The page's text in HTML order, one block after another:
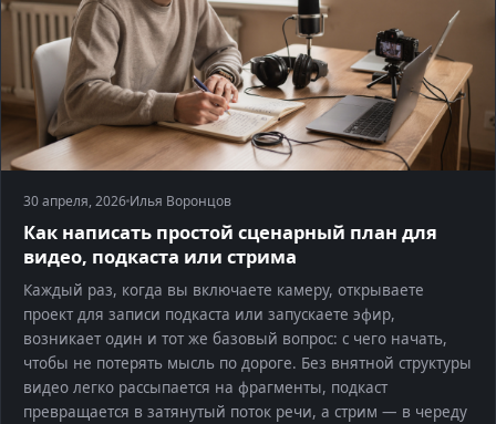
30 апреля, 2026Илья Воронцов
Как написать простой сценарный план для
видео, подкаста или стрима
Каждый раз, когда вы включаете камеру, открываете
проект для записи подкаста или запускаете эфир,
возникает один и тот же базовый вопрос: с чего начать,
чтобы не потерять мысль по дороге. Без внятной структуры
видео легко рассыпается на фрагменты, подкаст
превращается в затянутый поток речи, а стрим — в череду